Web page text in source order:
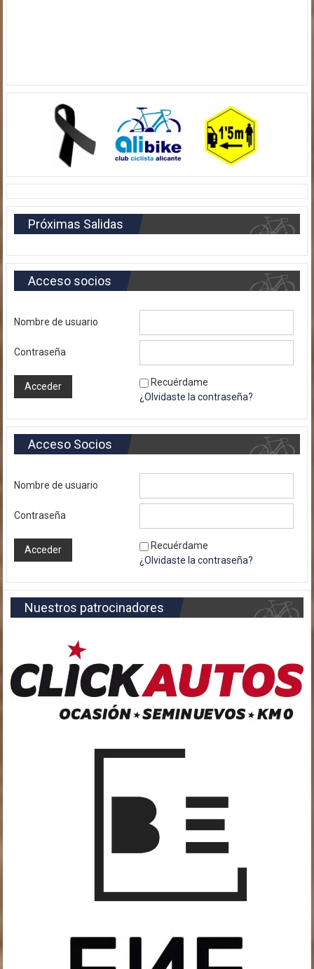
Próximas Salidas
Acceso socios
Nombre de usuario
Contraseña
Recuérdame
¿Olvidaste la contraseña?
Acceso Socios
Nombre de usuario
Contraseña
Recuérdame
¿Olvidaste la contraseña?
Nuestros patrocinadores